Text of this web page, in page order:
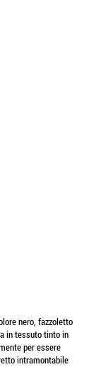
nero, fazzoletto
in tessuto tinto in
per essere
intramontabile